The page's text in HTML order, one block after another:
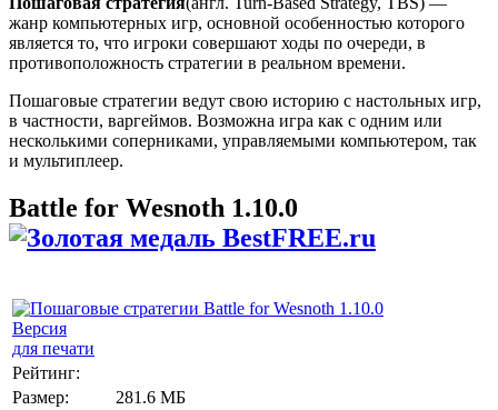
жанр компьютерных игр, основной особенностью которого
является то, что игроки совершают ходы по очереди, в
противоположность стратегии в реальном времени.
Пошаговые стратегии ведут свою историю с настольных игр,
в частности, варгеймов. Возможна игра как с одним или
несколькими соперниками, управляемыми компьютером, так
и мультиплеер.
Battle for Wesnoth 1.10.0
Версия
для печати
Рейтинг:
Размер:
281.6 МБ